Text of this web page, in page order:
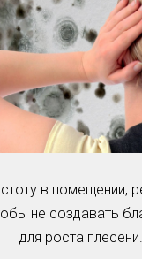
в помещении,
не создавать
для роста плесени.